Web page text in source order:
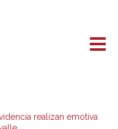
realizan emotiva